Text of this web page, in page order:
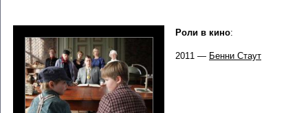
Роли в кино:
2011 — Бенни Стаут